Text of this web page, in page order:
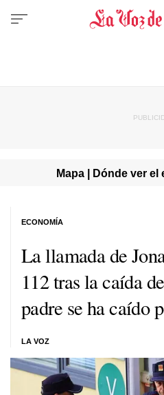
Mapa | Dónde ver el
La llamada de
112 tras la caída
padre se ha caído
LA VOZ
ECONOMÍA